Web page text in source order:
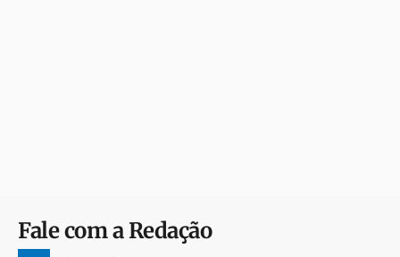
Fale com a Redação